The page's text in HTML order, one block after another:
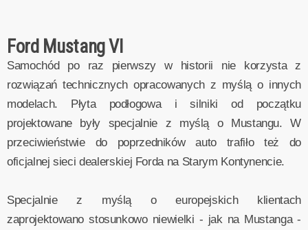
Ford Mustang VI
Samochód po raz pierwszy w historii nie korzysta z
rozwiązań technicznych opracowanych z myślą o innych
modelach. Płyta podłogowa i silniki od początku
projektowane były specjalnie z myślą o Mustangu. W
przeciwieństwie do poprzedników auto trafiło też do
oficjalnej sieci dealerskiej Forda na Starym Kontynencie.
Specjalnie z myślą o europejskich klientach
zaprojektowano stosunkowo niewielki - jak na Mustanga -